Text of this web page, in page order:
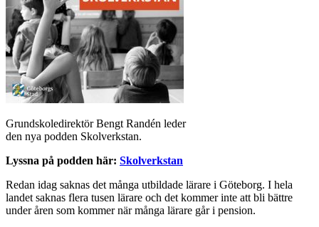
Grundskoledirektör Bengt Randén leder
den nya podden Skolverkstan.
Lyssna på podden här: Skolverkstan
Redan idag saknas det många utbildade lärare i Göteborg. I hela
landet saknas flera tusen lärare och det kommer inte att bli bättre
under åren som kommer när många lärare går i pension.